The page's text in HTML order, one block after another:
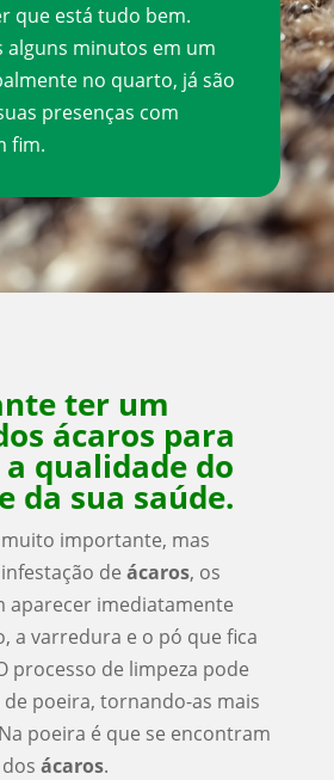
que está tudo bem.
alguns minutos em um
no quarto, já são
presenças com
fim.
ter um
ácaros para
qualidade do
da sua saúde.
importante, mas
de ácaros, os
aparecer imediatamente
a varredura e o pó que fica
processo de limpeza pode
poeira, tornando-as mais
poeira é que se encontram
ácaros.